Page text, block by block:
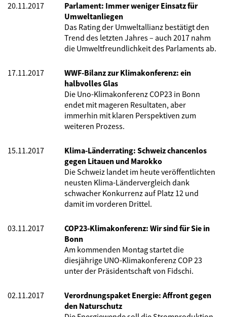
20.11.2017
Parlament: Immer weniger Einsatz für
Umweltanliegen
Das Rating der Umweltallianz bestätigt den
Trend des letzten Jahres – auch 2017 nahm
die Umweltfreundlichkeit des Parlaments ab.
17.11.2017
WWF-Bilanz zur Klimakonferenz: ein
halbvolles Glas
Die Uno-Klimakonferenz COP23 in Bonn
endet mit mageren Resultaten, aber
immerhin mit klaren Perspektiven zum
weiteren Prozess.
15.11.2017
Klima-Länderrating: Schweiz chancenlos
gegen Litauen und Marokko
Die Schweiz landet im heute veröffentlichten
neusten Klima-Ländervergleich dank
schwacher Konkurrenz auf Platz 12 und
damit im vorderen Drittel.
03.11.2017
COP23-Klimakonferenz: Wir sind für Sie in
Bonn
Am kommenden Montag startet die
diesjährige UNO-Klimakonferenz COP 23
unter der Präsidentschaft von Fidschi.
02.11.2017
Verordnungspaket Energie: Affront gegen
den Naturschutz